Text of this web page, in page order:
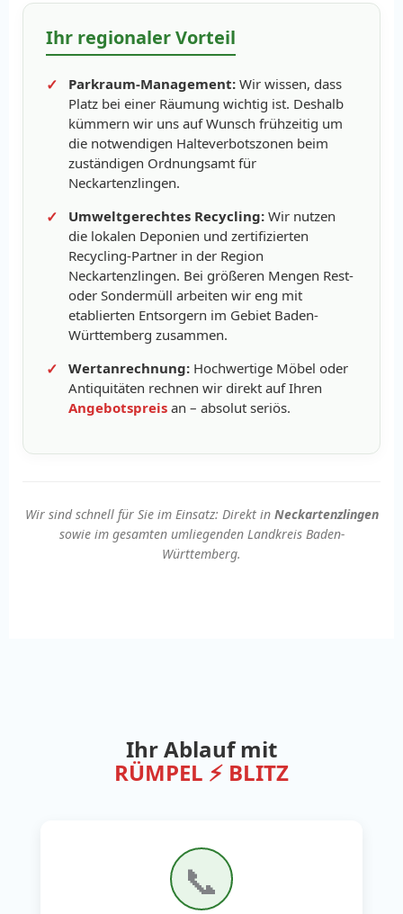
Ihr regionaler Vorteil
Parkraum-Management: Wir wissen, dass
Platz bei einer Räumung wichtig ist. Deshalb
kümmern wir uns auf Wunsch frühzeitig um
die notwendigen Halteverbotszonen beim
zuständigen Ordnungsamt für
Neckartenzlingen.
Umweltgerechtes Recycling: Wir nutzen
die lokalen Deponien und zertifizierten
Recycling-Partner in der Region
Neckartenzlingen. Bei größeren Mengen Rest-
oder Sondermüll arbeiten wir eng mit
etablierten Entsorgern im Gebiet Baden-
Württemberg zusammen.
Wertanrechnung: Hochwertige Möbel oder
Antiquitäten rechnen wir direkt auf Ihren
Angebotspreis an – absolut seriös.
Wir sind schnell für Sie im Einsatz: Direkt in Neckartenzlingen
sowie im gesamten umliegenden Landkreis Baden-
Württemberg.
Ihr Ablauf mit
RÜMPEL ⚡ BLITZ
📞